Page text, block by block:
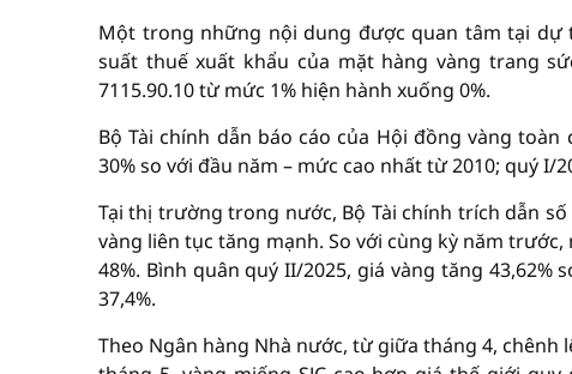
Một trong những nội dung được quan tâm tại dự
suất thuế xuất khẩu của mặt hàng vàng trang
7115.90.10 từ mức 1% hiện hành xuống 0%.
Bộ Tài chính dẫn báo cáo của Hội đồng vàng toàn
30% so với đầu năm – mức cao nhất từ 2010; quý I/
Tại thị trường trong nước, Bộ Tài chính trích dẫn số
vàng liên tục tăng mạnh. So với cùng kỳ năm
48%. Bình quân quý II/2025, giá vàng tăng
37,4%.
Theo Ngân hàng Nhà nước, từ giữa tháng 4,